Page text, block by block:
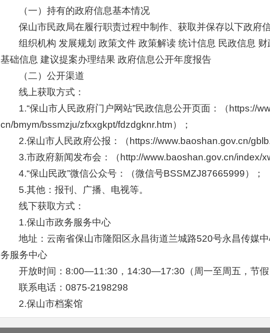
（一）持有的政府信息基本情况
保山市民政局在履行职责过程中制作、获取并保存以下政府信
组织机构 发展规划 政策文件 政策解读统计信息 民政信息
基础信息 建议提案办理结果 政府信息公开年度报告
（二）公开渠道
线上获取方式：
1.“保山市人民政府门户网站”民政信息公开页面：（https://
cn/bmym/bssmzju/zfxxgkpt/fdzdgknr.htm）；
2.保山市人民政府公报：（https://www.baoshan.gov.cn/
3.市政府新闻发布会：（http://www.baoshan.gov.cn/index/
4.“保山民政”微信公众号：（微信号BSSMZJ87665999）；
5.其他：报刊、广播、电视等。
线下获取方式：
1.保山市政务服务中心
地址：云南省保山市隆阳区永昌街道兰城路520号永昌传媒
务服务中心
开放时间：8:00—11:30，14:30—17:30（周一至周五，节假
联系电话：0875-2198298
2.保山市档案馆
地址：云南省保山市隆阳区九隆街道上巷街17号档案馆